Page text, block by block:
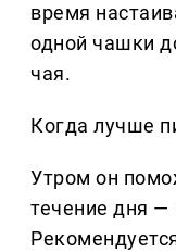
время
одной чашки
чая.
Когда лучше
Утром он
течение дня